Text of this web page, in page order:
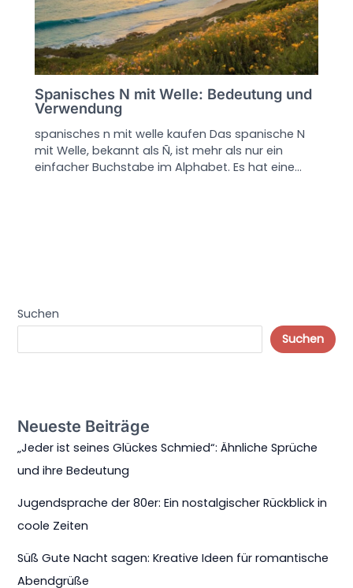
Spanisches N mit Welle: Bedeutung und
Verwendung
spanisches n mit welle kaufen Das spanische N
mit Welle, bekannt als Ñ, ist mehr als nur ein
einfacher Buchstabe im Alphabet. Es hat eine…
Suchen
Suchen
Neueste Beiträge
„Jeder ist seines Glückes Schmied“: Ähnliche Sprüche
und ihre Bedeutung
Jugendsprache der 80er: Ein nostalgischer Rückblick in
coole Zeiten
Süß Gute Nacht sagen: Kreative Ideen für romantische
Abendgrüße